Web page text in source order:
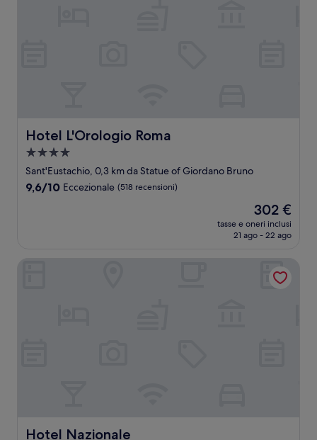
Hotel L'Orologio Roma
Hotel L'Orologio Roma
Struttura
a
4.0
Sant'Eustachio, 0,3 km da Statue of Giordano Bruno
9.6
9,6/10 Eccezionale (518 recensioni)
Il
prezzo
attuale
302 €
302 €
tasse e oneri inclusi
21 ago - 22 ago
Hotel Nazionale
Hotel Nazionale